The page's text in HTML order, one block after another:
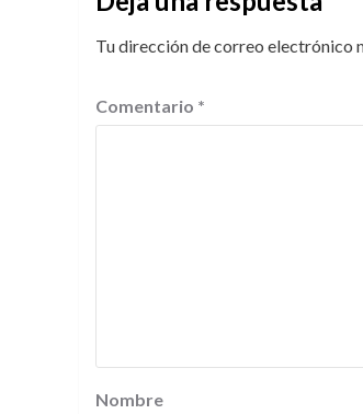
Tu dirección de correo electrónico
Comentario *
Nombre